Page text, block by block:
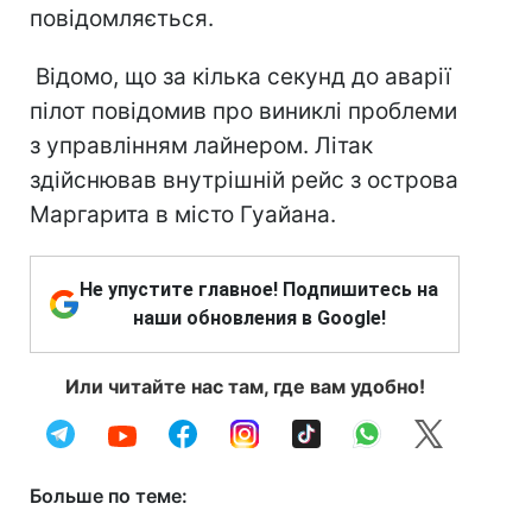
повідомляється.
Відомо, що за кілька секунд до аварії
пілот повідомив про виниклі проблеми
з управлінням лайнером. Літак
здійснював внутрішній рейс з острова
Маргарита в місто Гуайана.
Не упустите главное! Подпишитесь на
наши обновления в Google!
Или читайте нас там, где вам удобно!
Больше по теме: